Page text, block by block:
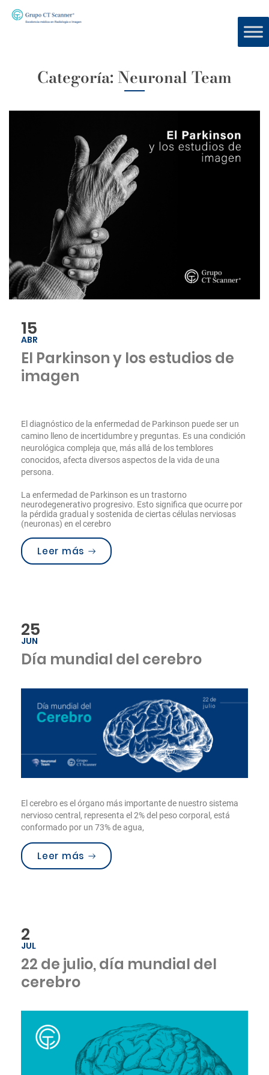
Categoría: Neuronal Team
15
ABR
El Parkinson y los estudios de
imagen
El diagnóstico de la enfermedad de Parkinson puede ser un
camino lleno de incertidumbre y preguntas. Es una condición
neurológica compleja que, más allá de los temblores
conocidos, afecta diversos aspectos de la vida de una
persona.
La enfermedad de Parkinson es un trastorno
neurodegenerativo progresivo. Esto significa que ocurre por
la pérdida gradual y sostenida de ciertas células nerviosas
(neuronas) en el cerebro
Leer más “El Parkinson y los estudios de
25
JUN
Día mundial del cerebro
El cerebro es el órgano más importante de nuestro sistema
nervioso central, representa el 2% del peso corporal, está
conformado por un 73% de agua,
Leer más “Día mundial del cerebro”
2
JUL
22 de julio, día mundial del
cerebro